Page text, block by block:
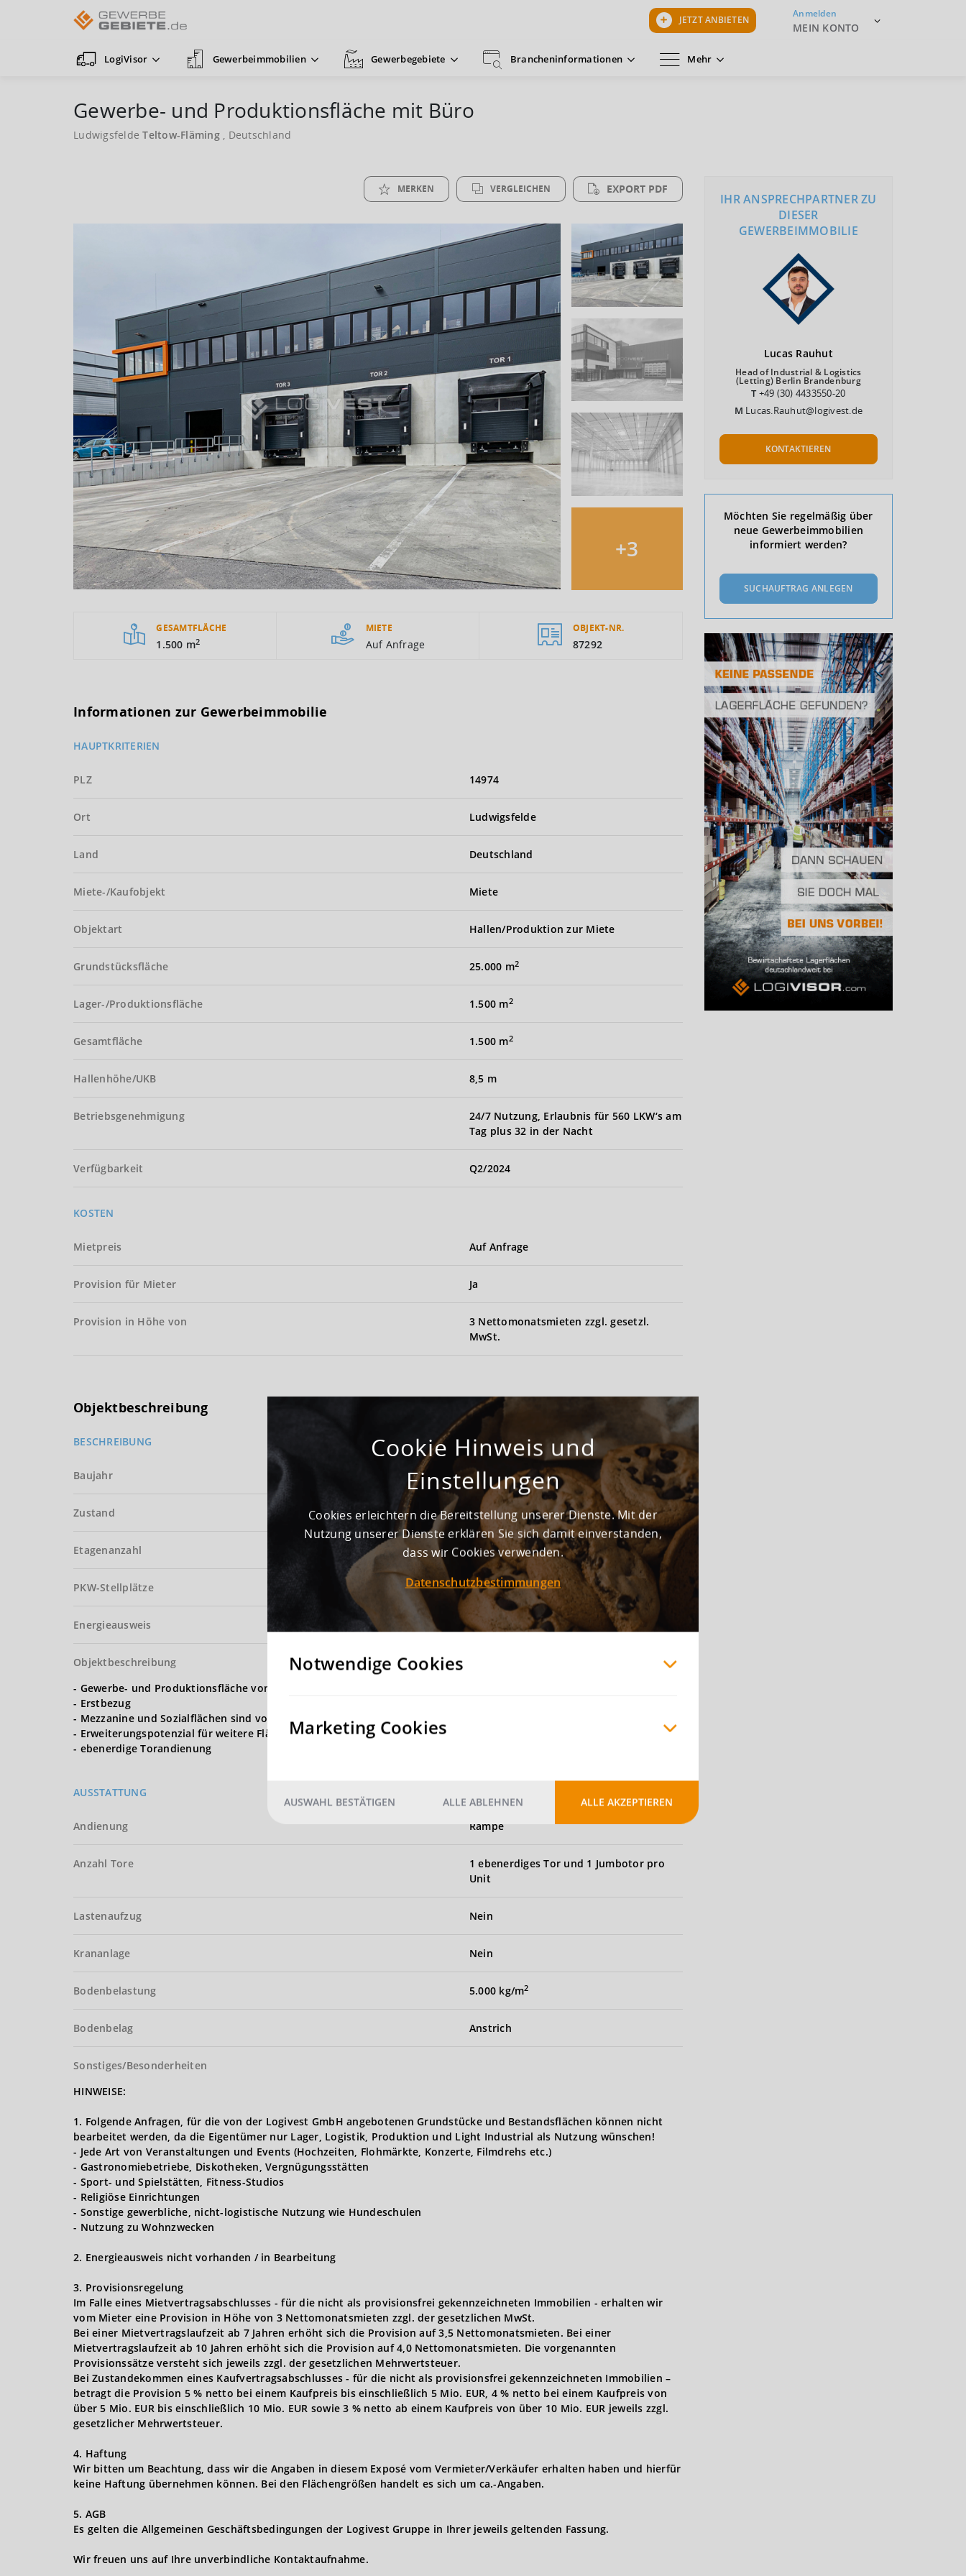
JETZT ANBIETEN
Anmelden
MEIN KONTO
LogiVisor Gewerbeimmobilien Gewerbegebiete Brancheninformationen Mehr
Gewerbe- und Produktionsfläche mit Büro
LudwigsfeldeTeltow-Fläming , Deutschland
MERKEN VERGLEICHEN EXPORT PDF
+3
GESAMTFLÄCHE
1.500 m2
MIETE
Auf Anfrage
OBJEKT-NR.
87292
Informationen zur Gewerbeimmobilie
HAUPTKRITERIEN
PLZ 14974
Ort Ludwigsfelde
Land Deutschland
Miete-/Kaufobjekt Miete
Objektart Hallen/Produktion zur Miete
Grundstücksfläche 25.000 m2
Lager-/Produktionsfläche 1.500 m2
Gesamtfläche 1.500 m2
Hallenhöhe/UKB 8,5 m
Betriebsgenehmigung
24/7 Nutzung, Erlaubnis für 560 LKW‘s am
Tag plus 32 in der Nacht
Verfügbarkeit Q2/2024
KOSTEN
Mietpreis Auf Anfrage
Provision für Mieter Ja
Provision in Höhe von
3 Nettomonatsmieten zzgl. gesetzl.
MwSt.
Objektbeschreibung
BESCHREIBUNG
Baujahr 2023
Zustand Erstbezug
Etagenanzahl 1 + Mezzanine
PKW-Stellplätze 64
Energieausweis Noch nicht vorhanden
Objektbeschreibung
- Gewerbe- und Produktionsfläche von ca. 1.500 m²
- Erstbezug
- Mezzanine und Sozialflächen sind vorhanden
- Erweiterungspotenzial für weitere Flächen ist vorhanden
- ebenerdige Torandienung
AUSSTATTUNG
Andienung Rampe
Anzahl Tore
1 ebenerdiges Tor und 1 Jumbotor pro
Unit
Lastenaufzug Nein
Krananlage Nein
Bodenbelastung 5.000 kg/m2
Bodenbelag Anstrich
Sonstiges/Besonderheiten
HINWEISE:
1. Folgende Anfragen, für die von der Logivest GmbH angebotenen Grundstücke und Bestandsflächen können nicht
bearbeitet werden, da die Eigentümer nur Lager, Logistik, Produktion und Light Industrial als Nutzung wünschen!
- Jede Art von Veranstaltungen und Events (Hochzeiten, Flohmärkte, Konzerte, Filmdrehs etc.)
- Gastronomiebetriebe, Diskotheken, Vergnügungsstätten
- Sport- und Spielstätten, Fitness-Studios
- Religiöse Einrichtungen
- Sonstige gewerbliche, nicht-logistische Nutzung wie Hundeschulen
- Nutzung zu Wohnzwecken
2. Energieausweis nicht vorhanden / in Bearbeitung
3. Provisionsregelung
Im Falle eines Mietvertragsabschlusses - für die nicht als provisionsfrei gekennzeichneten Immobilien - erhalten wir
vom Mieter eine Provision in Höhe von 3 Nettomonatsmieten zzgl. der gesetzlichen MwSt.
Bei einer Mietvertragslaufzeit ab 7 Jahren erhöht sich die Provision auf 3,5 Nettomonatsmieten. Bei einer
Mietvertragslaufzeit ab 10 Jahren erhöht sich die Provision auf 4,0 Nettomonatsmieten. Die vorgenannten
Provisionssätze versteht sich jeweils zzgl. der gesetzlichen Mehrwertsteuer.
Bei Zustandekommen eines Kaufvertragsabschlusses - für die nicht als provisionsfrei gekennzeichneten Immobilien –
betragt die Provision 5 % netto bei einem Kaufpreis bis einschließlich 5 Mio. EUR, 4 % netto bei einem Kaufpreis von
über 5 Mio. EUR bis einschließlich 10 Mio. EUR sowie 3 % netto ab einem Kaufpreis von über 10 Mio. EUR jeweils zzgl.
gesetzlicher Mehrwertsteuer.
4. Haftung
Wir bitten um Beachtung, dass wir die Angaben in diesem Exposé vom Vermieter/Verkäufer erhalten haben und hierfür
keine Haftung übernehmen können. Bei den Flächengrößen handelt es sich um ca.-Angaben.
5. AGB
Es gelten die Allgemeinen Geschäftsbedingungen der Logivest Gruppe in Ihrer jeweils geltenden Fassung.
Wir freuen uns auf Ihre unverbindliche Kontaktaufnahme.
IHR ANSPRECHPARTNER ZU
DIESER
GEWERBEIMMOBILIE
Lucas Rauhut
Head of Industrial & Logistics
(Letting) Berlin Brandenburg
T+49 (30) 4433550-20
M Lucas.Rauhut@logivest.de
KONTAKTIEREN
Möchten Sie regelmäßig über
neue Gewerbeimmobilien
informiert werden?
SUCHAUFTRAG ANLEGEN
Cookie Hinweis und
Einstellungen
Cookies erleichtern die Bereitstellung unserer Dienste. Mit der
Nutzung unserer Dienste erklären Sie sich damit einverstanden,
dass wir Cookies verwenden.
Datenschutzbestimmungen
Notwendige Cookies
Marketing Cookies
AUSWAHL BESTÄTIGEN ALLE ABLEHNEN ALLE AKZEPTIEREN